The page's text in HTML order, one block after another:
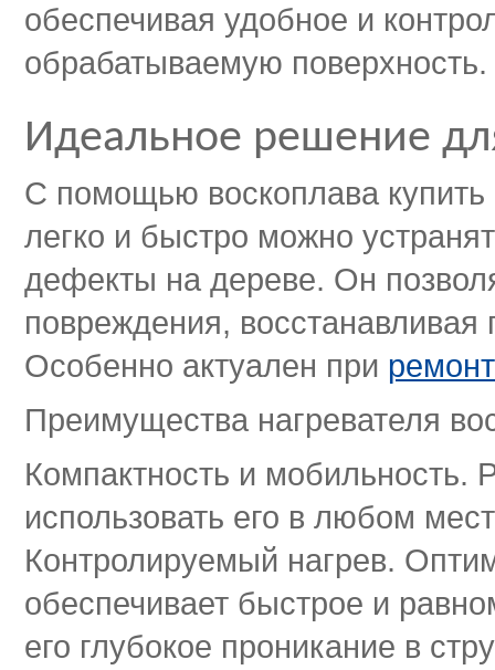
обеспечивая удобное и
обрабатываемую поверхность.
Идеальное решение
С помощью воскоплава
легко и быстро можно
дефекты на дереве. Он
повреждения,
Особенно актуален при
Преимущества нагревателя
Компактность и мобильность.
использовать его в любом
Контролируемый нагрев.
обеспечивает быстрое и
его глубокое проникание в